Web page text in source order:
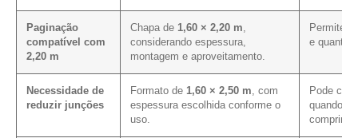
Paginação
compatível com
2,20 m
Chapa de 1,60 × 2,20 m
considerando espessura,
montagem e aproveitamento.
Permite
e
Necessidade de
reduzir junções
Formato de 1,60 × 2,50 m , com
espessura escolhida conforme o
uso.
Pode
quando a